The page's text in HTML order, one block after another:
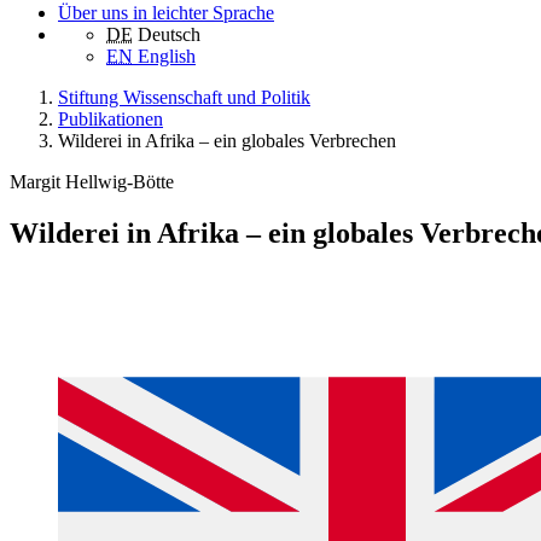
Über uns in leichter Sprache
DE Deutsch
EN English
Stiftung Wissenschaft und Politik
Publikationen
Wilderei in Afrika – ein globales Verbrechen
Margit Hellwig-Bötte
Wilderei in Afrika – ein globales